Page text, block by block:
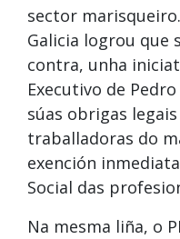
sector
Galicia logrou que
contra, unha
Executivo de
súas obrigas
traballadoras do
exención
Social das
Na mesma liña, o